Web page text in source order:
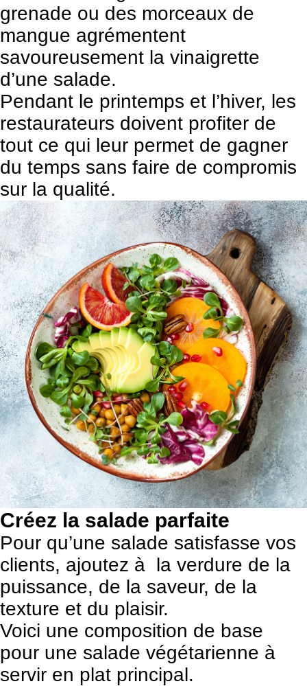
grenade ou des morceaux de
mangue agrémentent
savoureusement la vinaigrette
d’une salade.
Pendant le printemps et l’hiver, les
restaurateurs doivent profiter de
tout ce qui leur permet de gagner
du temps sans faire de compromis
sur la qualité.
Créez la salade parfaite
Pour qu’une salade satisfasse vos
clients, ajoutez à la verdure de la
puissance, de la saveur, de la
texture et du plaisir.
Voici une composition de base
pour une salade végétarienne à
servir en plat principal.